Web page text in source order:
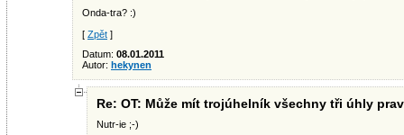
Onda-tra? :)
[ Zpět ]
Datum: 08.01.2011
Autor: hekynen
Re: OT: Může mít trojúhelník všechny tři úhly
Nutr-ie ;-)